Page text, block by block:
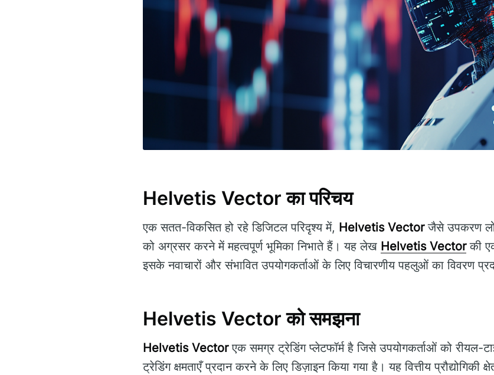
Helvetis Vector का परिचय
एक सतत-विकसित हो रहे डिजिटल परिदृश्य में, Helvetis Vectorजैसे उपकरण
को अग्रसर करने में महत्वपूर्ण भूमिका निभाते हैं। यह लेख Helvetis Vectorकी
इसके नवाचारों और संभावित उपयोगकर्ताओं के लिए विचारणीय पहलुओं का विवरण
Helvetis Vector को समझना
Helvetis Vectorएक समग्र ट्रेडिंग प्लेटफॉर्म है जिसे उपयोगकर्ताओं को रीयल-
ट्रेडिंग क्षमताएँ प्रदान करने के लिए डिज़ाइन किया गया है। यह वित्तीय प्रौद्योगिकी